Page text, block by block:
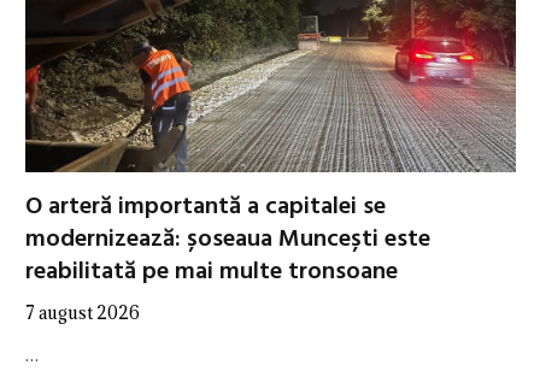
O arteră importantă a capitalei se
modernizează: șoseaua Muncești este
reabilitată pe mai multe tronsoane
7 august 2026
…